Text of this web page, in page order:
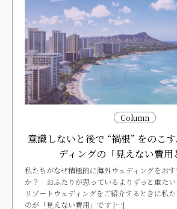
Column
意識しないと後で “禍根” をのこ
ディングの「見えない費用
私たちがなぜ積極的に海外ウェディングをお
か？ おふたりが思っているよりずっと重たい
リゾートウェディングをご紹介するときに私
のが「見えない費用」です […]